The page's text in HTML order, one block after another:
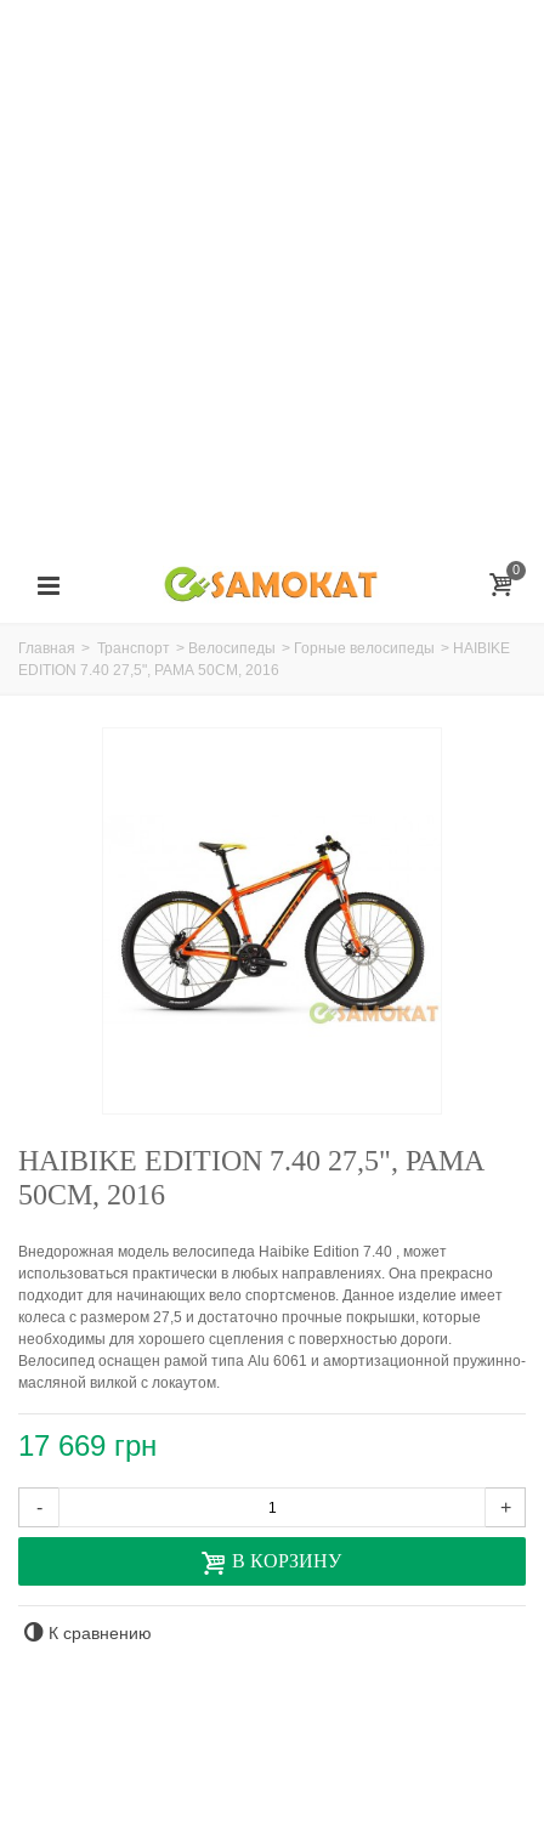
0
Главная > Транспорт > Велосипеды > Горные велосипеды > HAIBIKE
EDITION 7.40 27,5", РАМА 50СМ, 2016
HAIBIKE EDITION 7.40 27,5", РАМА
50СМ, 2016
Внедорожная модель велосипеда Haibike Edition 7.40 , может
использоваться практически в любых направлениях. Она прекрасно
подходит для начинающих вело спортсменов. Данное изделие имеет
колеса с размером 27,5 и достаточно прочные покрышки, которые
необходимы для хорошего сцепления с поверхностью дороги.
Велосипед оснащен рамой типа Alu 6061 и амортизационной пружинно-
масляной вилкой с локаутом.
17 669 грн
- +
В КОРЗИНУ
К сравнению